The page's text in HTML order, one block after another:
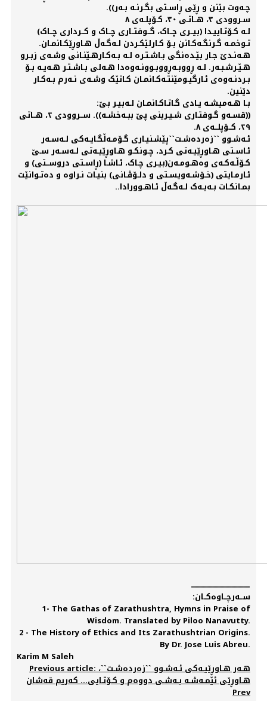
چـەوت بێنن و ڕێی ڕاسـتی بگـرنـە بـەر)).
سـروودی ٣، هــاتـی ٣٠، کـۆپلـەی ٨
لـە کـۆتـاییـدا (بیــری چــاک، گــوفتــاری چــاک و کــرداری چــاک)
تـوخمـە گـرنگـەکـانن بـۆ کـارلێکـردن لـەگـەڵ هـاوڕێکـانمـان.
هـەنـدێ جـار بێـدەنگی بـاشـتـرە لـە بـەکـارهـێنـانی وشـەی زبـرو
هـێـرشـبـەر. لـە ڕووبـەڕووبـوونـەوەدا هـەلی بـاشـتـر هـەیـە بـۆ
بـردنـەوەی ئـارگیـومێنتـەکـانمـان کـاتێک وشـەی نـەرم بـەکـار
دێنین.
بـا هـەمیشـە یـادی گـاتـاکـانمـان لـەبیـر بێ:
((قسـەو گـوفتـاری شـیـرینی پێ ببـەخشـە)). ســروودی ٢، هــاتی
٢٩، کــۆپلــەی ٨.
ئـەشـوو ``زەردەشـت``پێشـنیـاری گـۆمـەڵگـایـەکی لـەسـەر
ئـاسـتی هـاوڕێیـەتی کـرد، چـونکـو هـاوڕێیـەتی لـەسـەر سـێ
کـۆڵـەکـەی وەهـومـەن(بیـری چـاک، ئـاشـا (ڕاسـتی دروســتی) و
ئـارمـایتی (خـۆشـەویسـتی و دلـۆڤـانی) بنیـات نـراوە و دەتـوانێت
بمـانکـات بـەیـەک لـەگـەڵ ئـاهـوورادا..
ــــــــــــــــــــــــــــــــــــــــــــــــ
ســەرچــاوەکــان:
1- The Gathas of Zarathushtra, Hymns in Praise of
Wisdom. Translated by Piloo Nanavutty.
2 - The History of Ethics and Its Zarathushtrian Origins.
By Dr. Jose Luis Abreu.
Karim M Saleh
Previous article: هـەر هـاوڕێیـەکی ئـەشـوو ``زەردەشـت``،
هـاوڕێی ئێمـەشـە بـەشـی دووەم و کـۆتـایی... کەریم قەشان
Prev